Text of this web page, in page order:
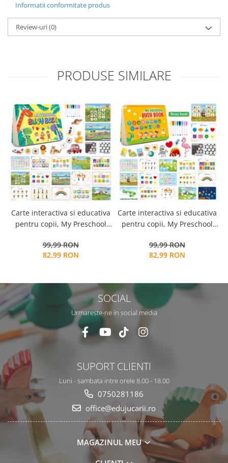
Informatii conformitate produs
Review-uri(0)
PRODUSE SIMILARE
Carte interactiva si educativa
pentru copii, My Preschool
activitati multiple, stickere
repozitionabile, Limba
99,99 RON
82,99 RON
Carte interactiva si educativa
pentru copii, My Preschool
activitati multiple, stickere
repozitionabile, Limba
99,99 RON
82,99 RON
SOCIAL
Urmareste-ne in social media
SUPORT CLIENTI
Luni - sambata intre orele 8.00 - 18.00
0750281186
office@edujucarii.ro
MAGAZINUL MEU